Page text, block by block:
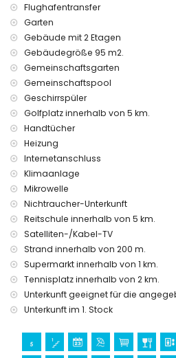
Ausstattung und Dienstleistungen
Wohnung enthalten
Staubsauger, Bügeleisen und
Bettwäsche und Handtücher
24-Stunden-Notdienst
Elektrische Heizung
Zusatzbett (auf Anfrage)
Ausstattung und Dienstleistungen
Flughafentransfer
Kinderbett (auf Anfrage)
Sportmöglichkeiten
Tennis, Golf und Reiten
Wohnung)
Flughafentransfer
Garten
Gebäude mit 2 Etagen
Gebäudegröße 95 m2.
Gemeinschaftsgarten
Gemeinschaftspool
Geschirrspüler
Golfplatz innerhalb von 5 km.
Handtücher
Heizung
Internetanschluss
Klimaanlage
Mikrowelle
Nichtraucher-Unterkunft
Reitschule innerhalb von 5 km.
Satelliten-/Kabel-TV
Strand innerhalb von 200 m.
Supermarkt innerhalb von 1 km.
Tennisplatz innerhalb von 2 km.
Unterkunft geeignet für die
Unterkunft im 1. Stock